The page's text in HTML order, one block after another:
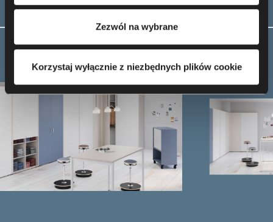
tym o przysługujących Ci uprawnieniach, zachęcamy do
Zezwól na wybrane
Korzystaj wyłącznie z niezbędnych plików cookie
Aranżacje